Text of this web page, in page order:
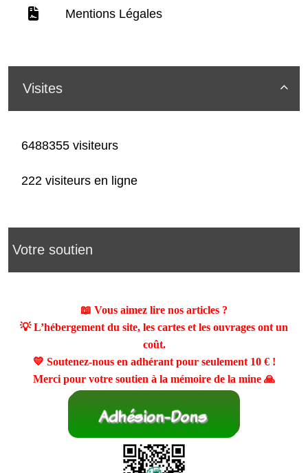
Mentions Légales

Visites
6488355 visiteurs
222 visiteurs en ligne
Votre soutien
📖 Vous aimez lire nos articles ?
💡 L’hébergement du site, les cartes et les ouvrages ont un
coût.
💛 Soutenez-nous en adhérant pour seulement 10 €!
Merci pour votre soutien à la mémoire de la mine 🙏